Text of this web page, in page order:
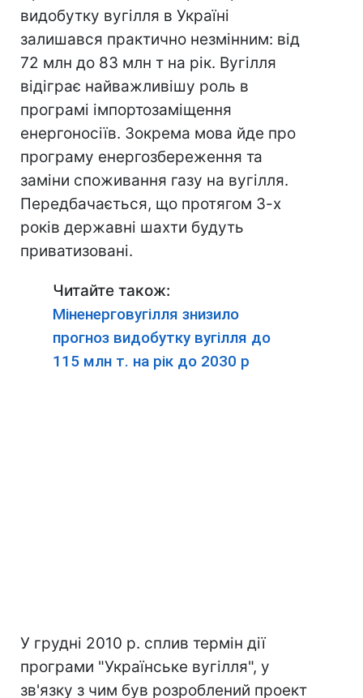
видобутку вугілля в Україні
залишався практично незмінним: від
72 млн до 83 млн т на рік. Вугілля
відіграє найважливішу роль в
програмі імпортозаміщення
енергоносіїв. Зокрема мова йде про
програму енергозбереження та
заміни споживання газу на вугілля.
Передбачається, що протягом 3-х
років державні шахти будуть
приватизовані.
Читайте також:
Міненерговугілля знизило
прогноз видобутку вугілля до
115 млн т. на рік до 2030 р
У грудні 2010 р. сплив термін дії
програми "Українське вугілля", у
зв'язку з чим був розроблений проект